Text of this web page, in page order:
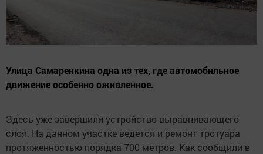
Улица Самаренкина одна из тех, где автомобильное
движение особенно оживленное.
Здесь уже завершили устройство выравнивающего
слоя. На данном участке ведется и ремонт тротуара
протяженностью порядка 700 метров. Как сообщили в